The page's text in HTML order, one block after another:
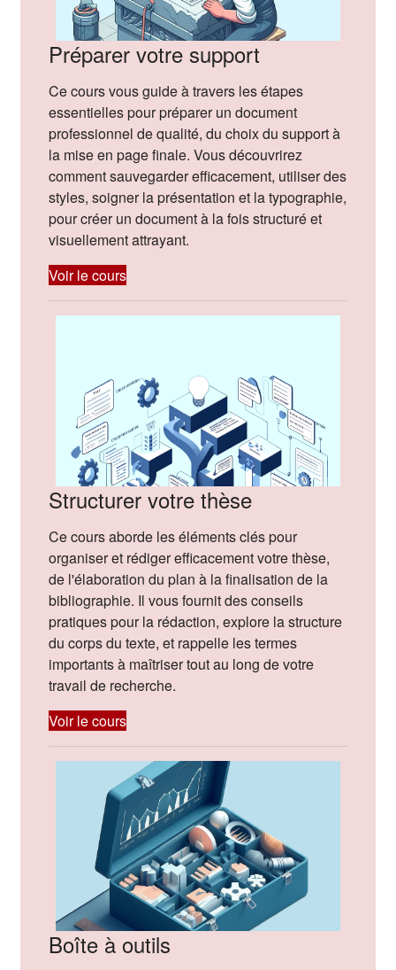
Préparer votre support
Ce cours vous guide à travers les étapes
essentielles pour préparer un document
professionnel de qualité, du choix du support à
la mise en page finale. Vous découvrirez
comment sauvegarder efficacement, utiliser des
styles, soigner la présentation et la typographie,
pour créer un document à la fois structuré et
visuellement attrayant.
Voir le cours
Structurer votre thèse
Ce cours aborde les éléments clés pour
organiser et rédiger efficacement votre thèse,
de l'élaboration du plan à la finalisation de la
bibliographie. Il vous fournit des conseils
pratiques pour la rédaction, explore la structure
du corps du texte, et rappelle les termes
importants à maîtriser tout au long de votre
travail de recherche.
Voir le cours
Boîte à outils